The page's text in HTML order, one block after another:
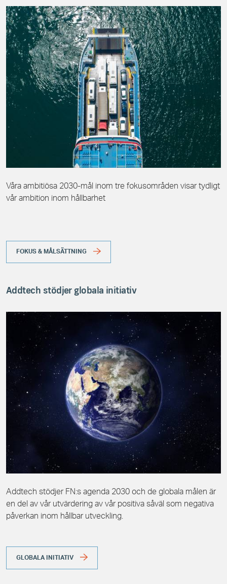
Våra ambitiösa 2030-mål inom tre fokusområden visar tydligt
vår ambition inom hållbarhet
FOKUS & MÅLSÄTTNING
Addtech stödjer globala initiativ
Addtech stödjer FN:s agenda 2030 och de globala målen är
en del av vår utvärdering av vår positiva såväl som negativa
påverkan inom hållbar utveckling.
GLOBALA INITIATIV